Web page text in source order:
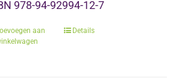
978-94-92994-12-7
aan
Details